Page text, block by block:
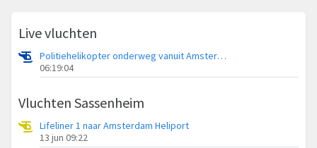
Live vluchten
Politiehelikopter onderweg vanuit Amsterdam Vliegveld Schiphol
06:19:04
Vluchten Sassenheim
Lifeliner 1 naar Amsterdam Heliport
13 jun 09:22